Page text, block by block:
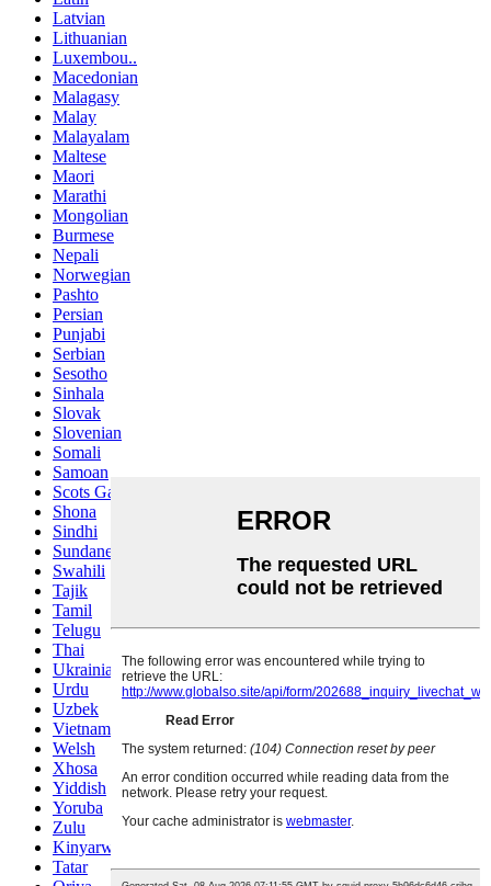
Latvian
Lithuanian
Luxembou..
Macedonian
Malagasy
Malay
Malayalam
Maltese
Maori
Marathi
Mongolian
Burmese
Nepali
Norwegian
Pashto
Persian
Punjabi
Serbian
Sesotho
Sinhala
Slovak
Slovenian
Somali
Samoan
Scots Gaelic
Shona
Sindhi
Sundanese
Swahili
Tajik
Tamil
Telugu
Thai
Ukrainian
Urdu
Uzbek
Vietnamese
Welsh
Xhosa
Yiddish
Yoruba
Zulu
Kinyarwanda
Tatar